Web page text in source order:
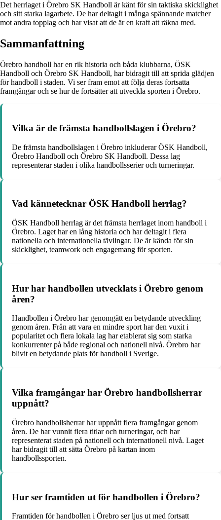
Det herrlaget i Örebro SK Handboll är känt för sin taktiska skicklighet
och sitt starka lagarbete. De har deltagit i många spännande matcher
mot andra topplag och har visat att de är en kraft att räkna med.
Sammanfattning
Örebro handboll har en rik historia och båda klubbarna, ÖSK
Handboll och Örebro SK Handboll, har bidragit till att sprida glädjen
för handboll i staden. Vi ser fram emot att följa deras fortsatta
framgångar och se hur de fortsätter att utveckla sporten i Örebro.
Vilka är de främsta handbollslagen i Örebro?
De främsta handbollslagen i Örebro inkluderar ÖSK Handboll,
Örebro Handboll och Örebro SK Handboll. Dessa lag
representerar staden i olika handbollsserier och turneringar.
Vad kännetecknar ÖSK Handboll herrlag?
ÖSK Handboll herrlag är det främsta herrlaget inom handboll i
Örebro. Laget har en lång historia och har deltagit i flera
nationella och internationella tävlingar. De är kända för sin
skicklighet, teamwork och engagemang för sporten.
Hur har handbollen utvecklats i Örebro genom
åren?
Handbollen i Örebro har genomgått en betydande utveckling
genom åren. Från att vara en mindre sport har den vuxit i
popularitet och flera lokala lag har etablerat sig som starka
konkurrenter på både regional och nationell nivå. Örebro har
blivit en betydande plats för handboll i Sverige.
Vilka framgångar har Örebro handbollsherrar
uppnått?
Örebro handbollsherrar har uppnått flera framgångar genom
åren. De har vunnit flera titlar och turneringar, och har
representerat staden på nationell och internationell nivå. Laget
har bidragit till att sätta Örebro på kartan inom
handbollssporten.
Hur ser framtiden ut för handbollen i Örebro?
Framtiden för handbollen i Örebro ser ljus ut med fortsatt